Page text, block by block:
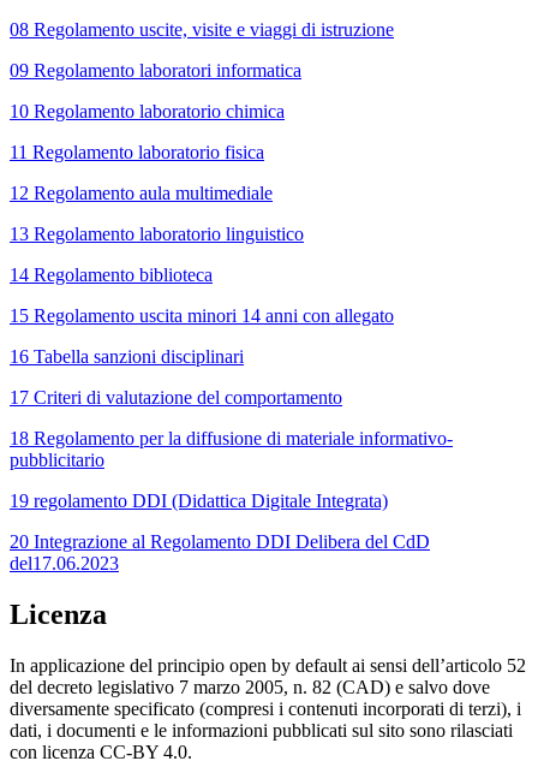
08 Regolamento uscite, visite e viaggi di istruzione
09 Regolamento laboratori informatica
10 Regolamento laboratorio chimica
11 Regolamento laboratorio fisica
12 Regolamento aula multimediale
13 Regolamento laboratorio linguistico
14 Regolamento biblioteca
15 Regolamento uscita minori 14 anni con allegato
16 Tabella sanzioni disciplinari
17 Criteri di valutazione del comportamento
18 Regolamento per la diffusione di materiale informativo-
pubblicitario
19 regolamento DDI (Didattica Digitale Integrata)
20 Integrazione al Regolamento DDI Delibera del CdD
del17.06.2023
Licenza
In applicazione del principio open by default ai sensi dell’articolo 52
del decreto legislativo 7 marzo 2005, n. 82 (CAD) e salvo dove
diversamente specificato (compresi i contenuti incorporati di terzi), i
dati, i documenti e le informazioni pubblicati sul sito sono rilasciati
con licenza CC-BY 4.0.